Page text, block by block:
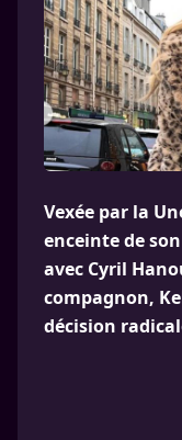
Vexée par la
enceinte de
avec Cyril
compagnon,
décision